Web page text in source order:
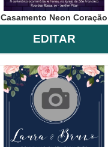
Casamento Neon Coração
EDITAR